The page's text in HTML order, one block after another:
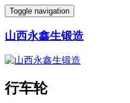
Toggle navigation
山西永鑫生锻造
行车轮